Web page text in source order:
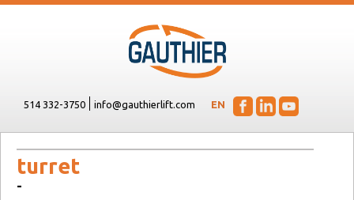
514 332-3750 info@gauthierlift.com EN
turret
-